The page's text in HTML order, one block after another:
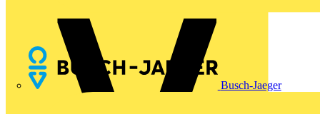
Busch-Jaeger